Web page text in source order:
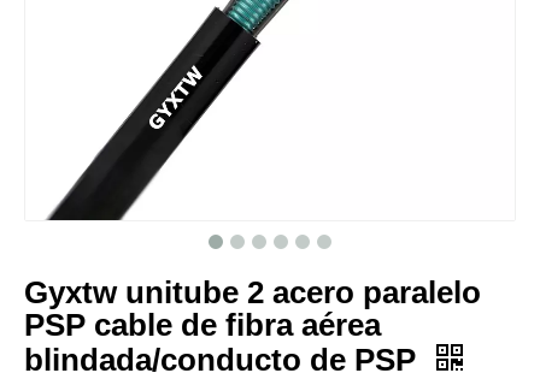
Gyxtw unitube 2 acero paralelo
PSP cable de fibra aérea
blindada/conducto de PSP